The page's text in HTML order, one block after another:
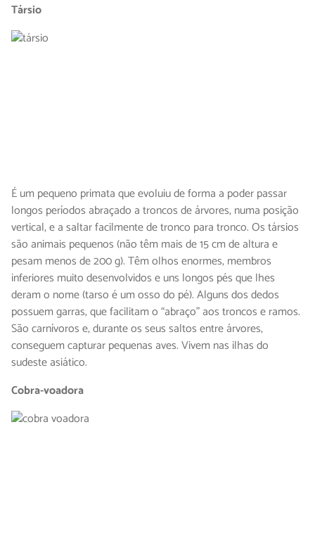
Társio
É um pequeno primata que evoluiu de forma a poder passar
longos períodos abraçado a troncos de árvores, numa posição
vertical, e a saltar facilmente de tronco para tronco. Os társios
são animais pequenos (não têm mais de 15 cm de altura e
pesam menos de 200 g). Têm olhos enormes, membros
inferiores muito desenvolvidos e uns longos pés que lhes
deram o nome (tarso é um osso do pé). Alguns dos dedos
possuem garras, que facilitam o “abraço” aos troncos e ramos.
São carnívoros e, durante os seus saltos entre árvores,
conseguem capturar pequenas aves. Vivem nas ilhas do
sudeste asiático.
Cobra-voadora